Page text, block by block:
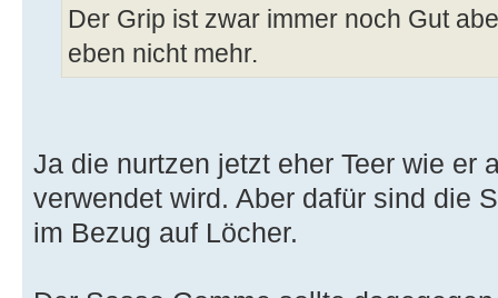
Der Grip ist zwar immer noch Gut
eben nicht mehr.
Ja die nurtzen jetzt eher Teer wie er
verwendet wird. Aber dafür sind die
im Bezug auf Löcher.